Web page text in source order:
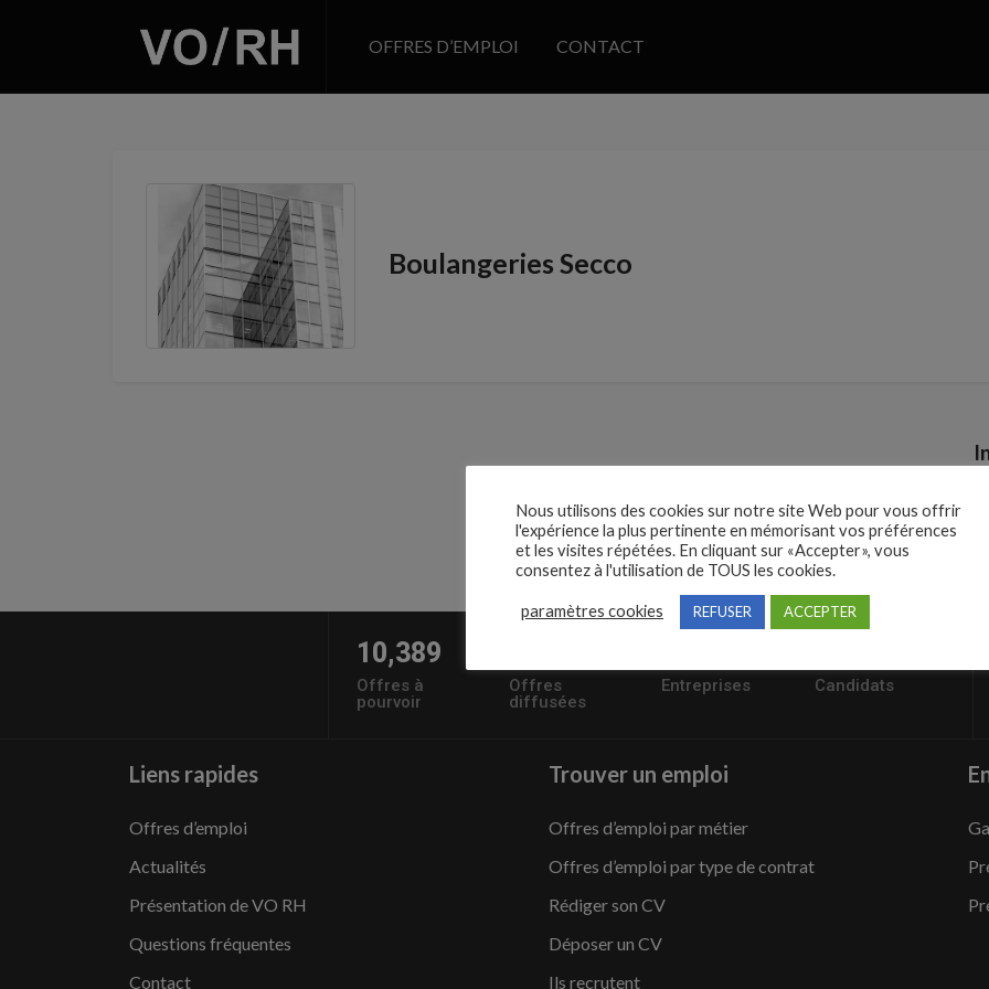
OFFRES D’EMPLOI CONTACT
Boulangeries Secco
10,389
Offres à
pourvoir
Offres
diffusées
Entreprises Candidats
Liens rapides
Offres d’emploi
Actualités
Présentation de VO RH
Questions fréquentes
Contact
Trouver un emploi
Offres d’emploi par métier
Offres d’emploi par type de contrat
Rédiger son CV
Déposer un CV
Ils recrutent
Nous utilisons des cookies sur notre site Web pour vous offrir
l'expérience la plus pertinente en mémorisant vos préférences
et les visites répétées. En cliquant sur «Accepter», vous
consentez à l'utilisation de TOUS les cookies.
paramètres cookies REFUSER ACCEPTER